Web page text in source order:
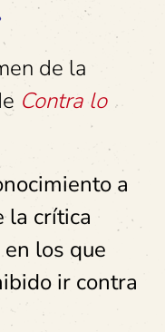
de la
Contra lo
a
la crítica
los que
ir contra